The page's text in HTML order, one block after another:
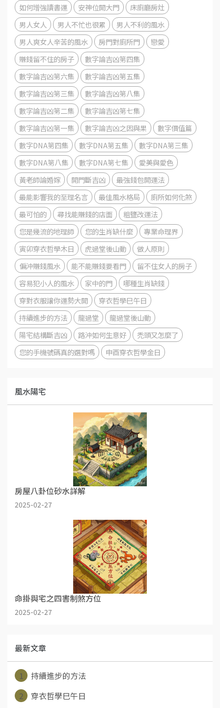
如何增強讀書運 安神位開大門
床廁廳房灶
男人女人
男人不忙也很累
男人不利的風水
男人爽女人辛苦的風水
房門對廁所門
戀愛
賺錢留不住的房子
數字論吉凶第四集
數字論吉凶第六集
數字論吉凶第五集
數字論吉凶第三集
數字論吉凶第八集
數字論吉凶第二集
數字論吉凶第七集
數字論吉凶第一集
數字論吉凶之因與果
數字價值篇
數字DNA第四集
數字DNA第五集
數字DNA第三集
數字DNA第八集
數字DNA第七集
愛美與愛色
黃老師論婚嫁
開門斷吉凶
最強錢包開運法
最能影響我的至理名言
最佳風水格局
廁所如何化煞
最可怕的
尋找能賺錢的店面
粗鹽改運法
您是幾流的地理師
您的生肖缺什麼
專業命理界
寅卯穿衣哲學木日
虎過堂後山動
做人原則
偏沖賺錢風水
能不能賺錢要看門
留不住女人的房子
容易犯小人的風水
家中的門
哪種生肖缺錢
穿對衣服讓你運勢大開
穿衣哲學巳午日
持續進步的方法
龍過堂
龍過堂後山動
陽宅結構斷吉凶
路沖如何生意好
禿頭又怎麼了
您的手機號碼真的選對嗎
申酉穿衣哲學金日
風水陽宅
房屋八卦位砂水詳解
2025-02-27
命掛與宅之四害制煞方位
2025-02-27
最新文章
1
持續進步的方法
2
穿衣哲學巳午日